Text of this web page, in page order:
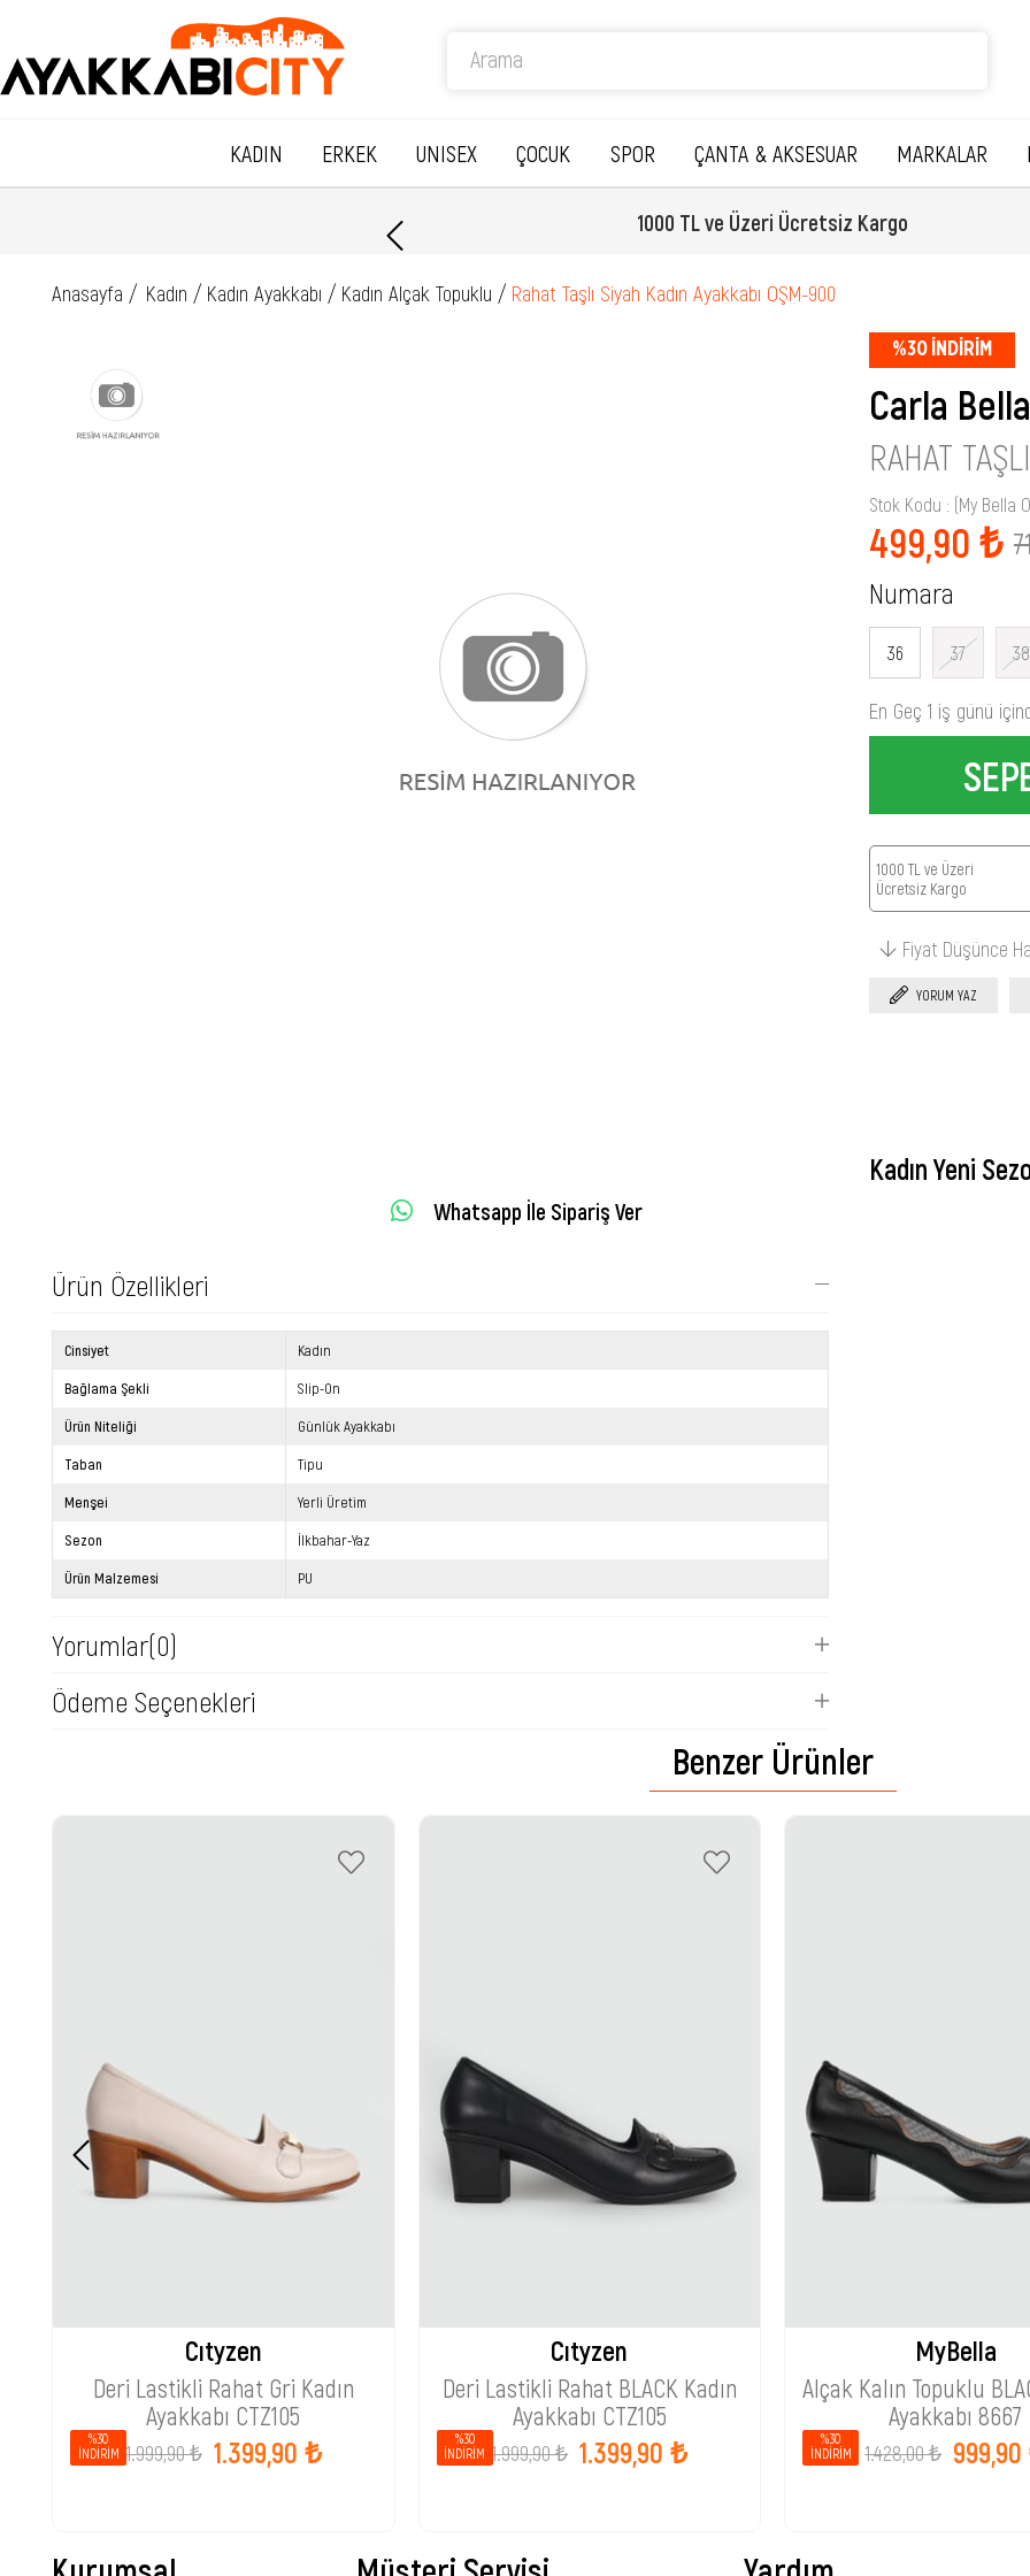
KADIN ERKEK UNISEX ÇOCUK SPOR ÇANTA & AKSESUAR MARKALAR
1000 TL ve Üzeri Ücretsiz Kargo
Anasayfa Kadın Kadın Ayakkabı Kadın Alçak Topuklu Rahat Taşlı Siyah Kadın Ayakkabı OŞM-900
Whatsapp İle Sipariş Ver
Ürün Özellikleri
Cinsiyet Kadın
Bağlama Şekli Slip-On
Ürün Niteliği Günlük Ayakkabı
Taban Tipu
Menşei Yerli Üretim
Sezon İlkbahar-Yaz
Ürün Malzemesi PU
Yorumlar(0)
Ödeme Seçenekleri
%30 İNDIRIM
Carla Bella
RAHAT
Stok Kodu (My Bella
499,90 ₺
Numara
36 37 38
En Geç 1 iş günü
1000 TL ve Üzeri
Ücretsiz Kargo
Fiyat Düşünce
YORUM YAZ
Kadın Yeni
Benzer Ürünler
Cıtyzen
Deri Lastikli Rahat Gri Kadın
Ayakkabı CTZ105
1.399,90 ₺
1.999,90 ₺
%30
İNDIRIM
Cıtyzen
Deri Lastikli Rahat BLACK Kadın
Ayakkabı CTZ105
1.399,90 ₺
1.999,90 ₺
%30
İNDIRIM
MyBella
Alçak Kalın Topuklu
Ayakkabı 8667
1.428,00 ₺
%30
İNDIRIM